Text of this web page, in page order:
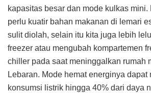
kapasitas besar dan mode kulkas
perlu kuatir bahan makanan di lemari
sulit diolah, selain itu kita juga lebih
freezer atau mengubah kompartemen
chiller pada saat meninggalkan rumah
Lebaran. Mode hemat energinya dapat
konsumsi listrik hingga 40% dari daya